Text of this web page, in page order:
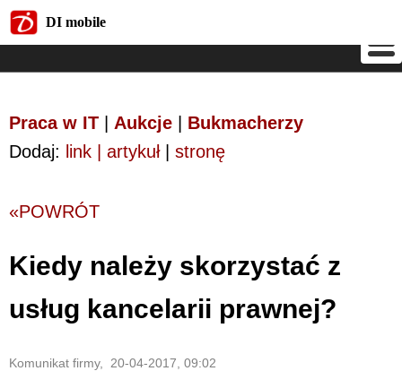
DI mobile
Praca w IT Aukcje
Bukmacherzy
Dodaj: link | artykuł| stronę
«POWRÓT
Kiedy należy skorzystać z
usług kancelarii prawnej?
Komunikat firmy, 20-04-2017, 09:02
DI mobile